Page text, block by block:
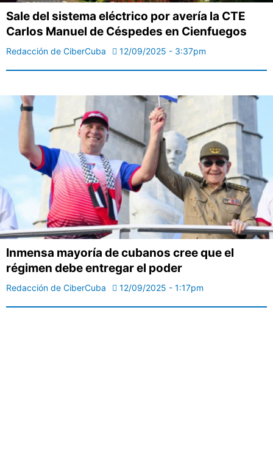
Sale del sistema eléctrico por avería la CTE
Carlos Manuel de Céspedes en Cienfuegos
Redacción de CiberCuba 12/09/2025 - 3:37pm
Inmensa mayoría de cubanos cree que el
régimen debe entregar el poder
Redacción de CiberCuba 12/09/2025 - 1:17pm